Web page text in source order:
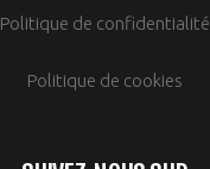
Politique de confidentialité
Politique de cookies